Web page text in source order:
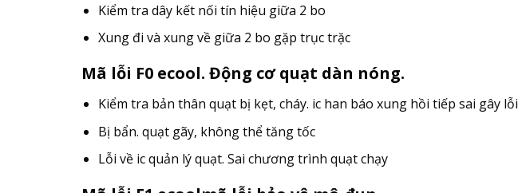
Kiểm tra dây kết nối tín hiệu giữa 2 bo
Xung đi và xung về giữa 2 bo gặp trục trặc
Mã lỗi F0 ecool. Động cơ quạt dàn nóng.
Kiểm tra bản thân quạt bị kẹt, cháy. ic han báo xung hồi tiếp sai gây lỗi
Bị bẩn. quạt gãy, không thể tăng tốc
Lỗi về ic quản lý quạt. Sai chương trình quạt chạy